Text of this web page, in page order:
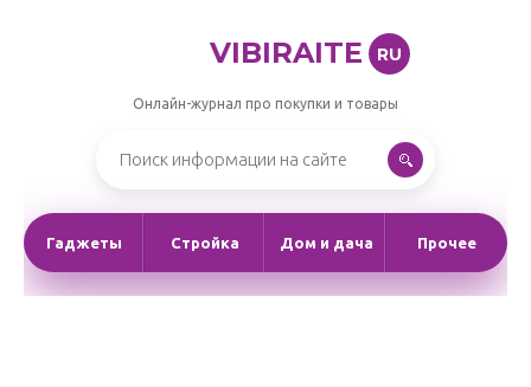
VIBIRAITE RU
Онлайн-журнал про покупки и товары
Гаджеты Стройка Дом и дача Прочее